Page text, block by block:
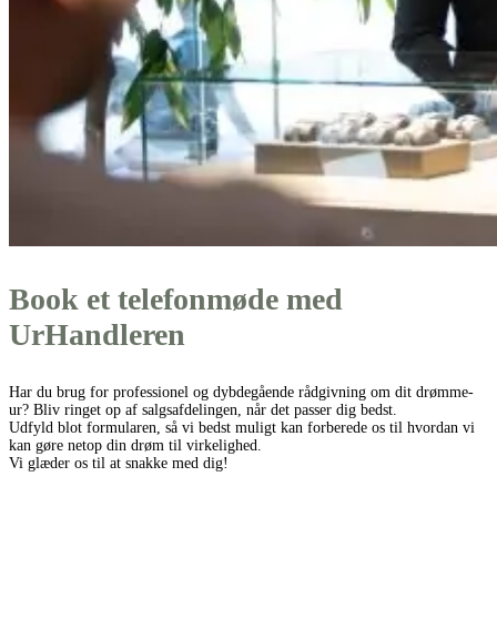
Book et telefonmøde med
UrHandleren
Har du brug for professionel og dybdegående rådgivning om dit drømme-
ur? Bliv ringet op af salgsafdelingen, når det passer dig bedst.
Udfyld blot formularen, så vi bedst muligt kan forberede os til hvordan vi
kan gøre netop din drøm til virkelighed.
Vi glæder os til at snakke med dig!